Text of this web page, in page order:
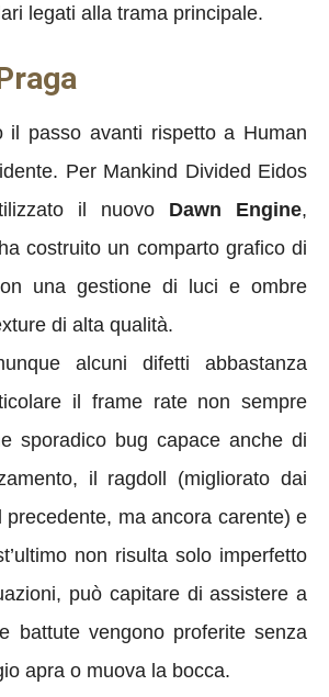
legati alla trama principale.
il passo avanti rispetto a Human
Per Mankind Divided Eidos
il nuovo Dawn Engine,
costruito un comparto grafico di
una gestione di luci e ombre
di alta qualità.
alcuni difetti abbastanza
il frame rate non sempre
sporadico bug capace anche di
il ragdoll (migliorato dai
precedente, ma ancora carente) e
non risulta solo imperfetto
può capitare di assistere a
battute vengono proferite senza
apra o muova la bocca.